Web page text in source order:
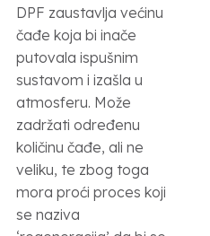
DPF zaustavlja većinu
čađe koja bi inače
putovala ispušnim
sustavom i izašla u
atmosferu. Može
zadržati određenu
količinu čađe, ali ne
veliku, te zbog toga
mora proći proces koji
se naziva